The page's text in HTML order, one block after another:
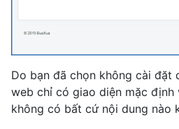
Do bạn đã chọn không cài đặt
web chỉ có giao diện mặc định
không có bất cứ nội dung nào